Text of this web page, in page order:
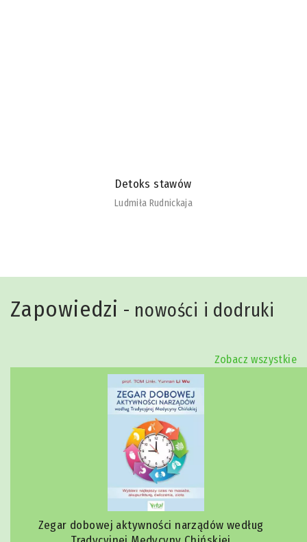
Detoks stawów
Ludmiła Rudnickaja
Zapowiedzi - nowości i dodruki
Zobacz wszystkie
Zegar dobowej aktywności narządów według